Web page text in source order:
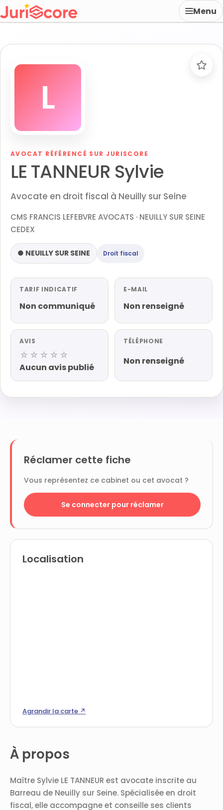
Menu
L
AVOCAT RÉFÉRENCÉ SUR JURISCORE
LE TANNEUR Sylvie
Avocate en droit fiscal à Neuilly sur Seine
CMS FRANCIS LEFEBVRE AVOCATS · NEUILLY SUR SEINE
CEDEX
● NEUILLY SUR SEINE Droit fiscal
TARIF INDICATIF
Non communiqué
E-MAIL
Non renseigné
AVIS
☆☆☆☆☆
Aucun avis publié
TÉLÉPHONE
Non renseigné
À propos
Maître Sylvie LE TANNEUR est avocate inscrite au
Barreau de Neuilly sur Seine. Spécialisée en droit
fiscal, elle accompagne et conseille ses clients
Réclamer cette fiche
Vous représentez ce cabinet ou cet avocat ?
Se connecter pour réclamer
Localisation
Agrandir la carte ↗